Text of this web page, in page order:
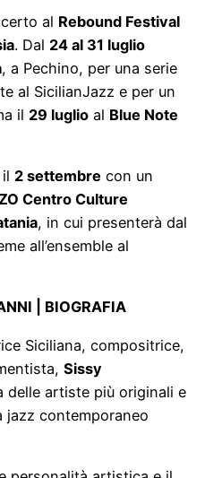
al Rebound Festival
. Dal 24 al 31 luglio
, a Pechino, per una serie
al SicilianJazz e per un
il 29 luglio al Blue Note
2 settembre con un
Centro Culture
, in cui presenterà dal
all’ensemble al
| BIOGRAFIA
Siciliana, compositrice,
Sissy
delle artiste più originali e
jazz contemporaneo